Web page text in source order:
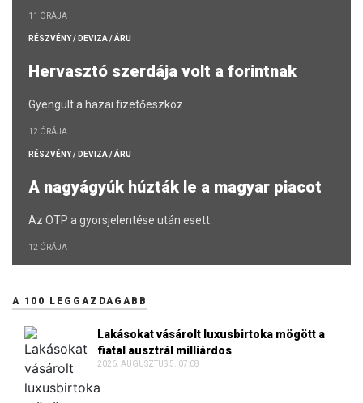
11 ÓRÁJA
RÉSZVÉNY / DEVIZA / ÁRU
Hervasztó szerdája volt a forintnak
Gyengült a hazai fizetőeszköz.
12 ÓRÁJA
RÉSZVÉNY / DEVIZA / ÁRU
A nagyágyúk húzták le a magyar piacot
Az OTP a gyorsjelentése után esett.
12 ÓRÁJA
A 100 LEGGAZDAGABB
Lakásokat vásárolt luxusbirtoka mögött a
fiatal ausztrál milliárdos
2026. AUGUSZTUS 5. 07:08